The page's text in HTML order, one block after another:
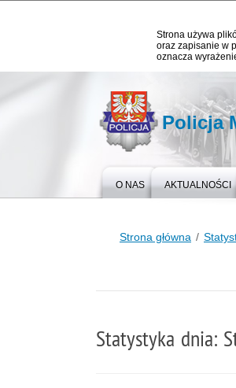
Strona używa
oraz zapisanie w
oznacza
Policja
O NAS AKTUALNOŚCI
Strona główna
Statystyka dnia: